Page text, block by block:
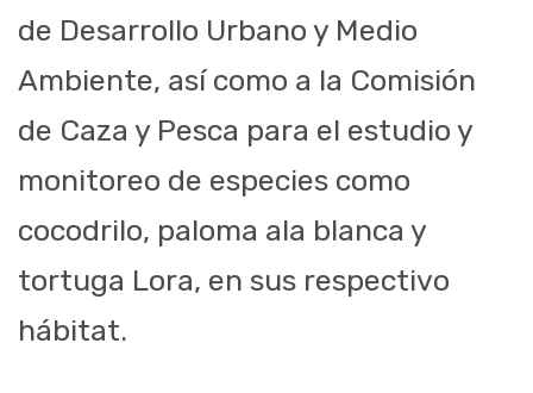
de Desarrollo Urbano y Medio
Ambiente, así como a la Comisión
de Caza y Pesca para el estudio y
monitoreo de especies como
cocodrilo, paloma ala blanca y
tortuga Lora, en sus respectivo
hábitat.